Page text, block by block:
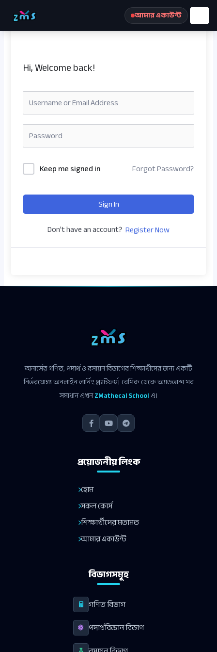
আমার একাউন্ট
Hi, Welcome back!
Keep me signed in Forgot Password?
Sign In
Don't have an account? Register Now
অনার্সের গণিত, পদার্থ ও রসায়ন বিভাগের শিক্ষার্থীদের জন্য একটি
নির্ভরযোগ্য অনলাইন লার্নিং প্ল্যাটফর্ম। বেসিক থেকে অ্যাডভান্স সব
সমাধান এখনZMathecal Schoolএ।
প্রয়োজনীয় লিংক
হোম
সকল কোর্স
শিক্ষার্থীদের মতামত
আমার একাউন্ট
বিভাগসমূহ
গণিত বিভাগ
পদার্থবিজ্ঞান বিভাগ